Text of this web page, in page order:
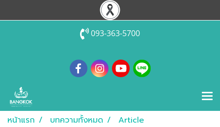
093-363-5700
หน้าแรก บทความทั้งหมด
Article